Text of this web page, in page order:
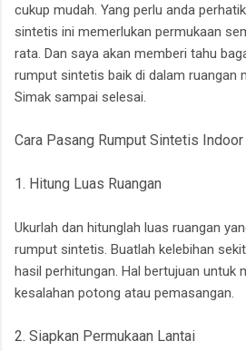
cukup mudah. Yang perlu anda
sintetis ini memerlukan permukaan
rata. Dan saya akan memberi tahu
rumput sintetis baik di dalam ruangan
Simak sampai selesai.
Cara Pasang Rumput Sintetis Indoor
1. Hitung Luas Ruangan
Ukurlah dan hitunglah luas ruangan
rumput sintetis. Buatlah kelebihan
hasil perhitungan. Hal bertujuan untuk
kesalahan potong atau pemasangan.
2. Siapkan Permukaan Lantai